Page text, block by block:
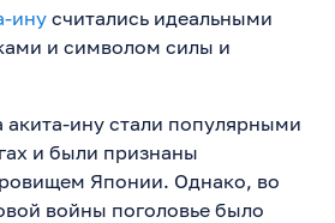
ину считались идеальными
и символом силы и
акита-ину стали популярными
и были признаны
Японии. Однако, во
войны поголовье было